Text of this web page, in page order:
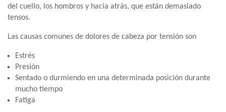
del cuello, los hombros y hacia atrás, que están demasiado
tensos.
Las causas comunes de dolores de cabeza por tensión son
Estrés
Presión
Sentado o durmiendo en una determinada posición durante
mucho tiempo
Fatiga